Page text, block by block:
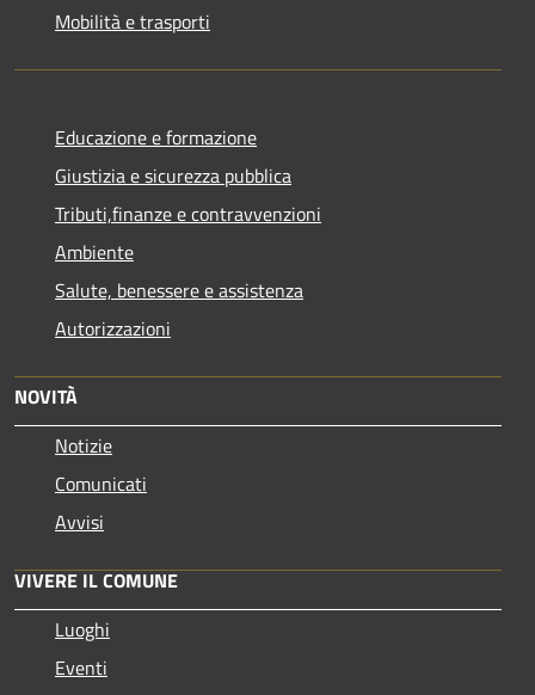
Mobilità e trasporti
Educazione e formazione
Giustizia e sicurezza pubblica
Tributi,finanze e contravvenzioni
Ambiente
Salute, benessere e assistenza
Autorizzazioni
NOVITÀ
Notizie
Comunicati
Avvisi
VIVERE IL COMUNE
Luoghi
Eventi